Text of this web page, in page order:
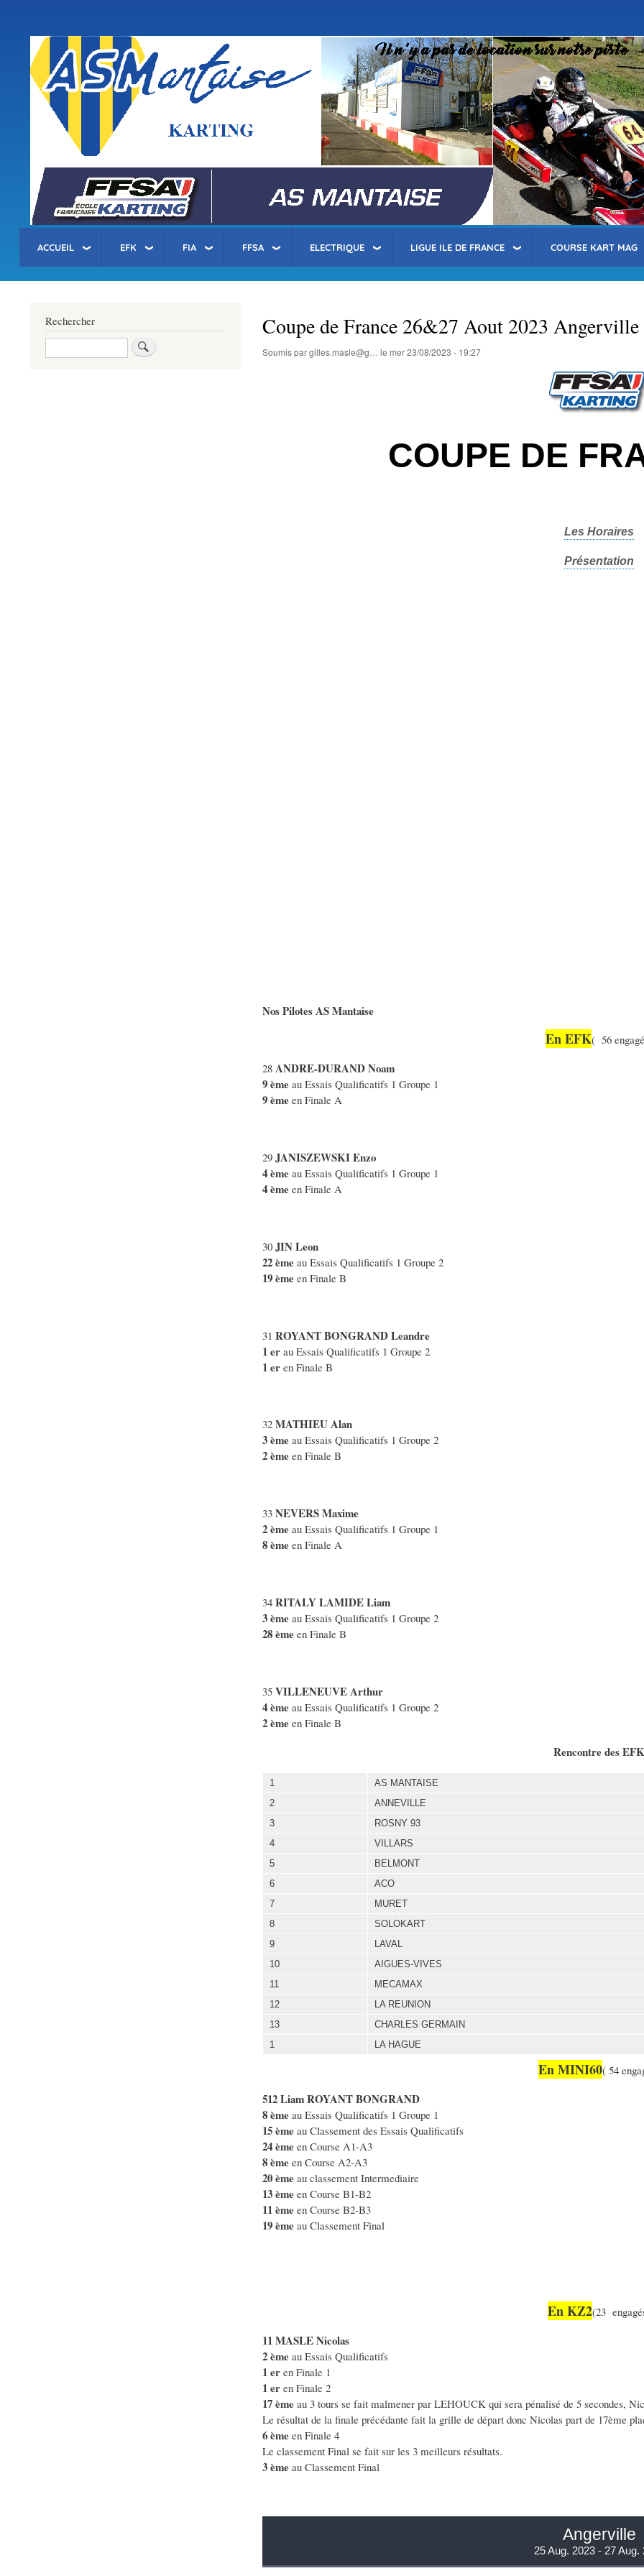
contenu
principal
compte
l'utilisateur
asm-karting.fr
ACCUEIL EFK FIA FFSA ELECTRIQUE LIGUE ILE DE FRANCE COURSE KART MAG
Coupe de France 26&27 Aout 2023 Angerville
Soumis pargilles.masle@g… le mer 23/08/2023 - 19:27
COUPE DE
Les Horaires
Présentation
Nos Pilotes AS Mantaise
En EFK( 56
28 ANDRE-DURAND Noam
9 èmeau Essais Qualificatifs 1 Groupe 1
9 èmeen Finale A
29 JANISZEWSKI Enzo
4 èmeau Essais Qualificatifs 1 Groupe 1
4 èmeen Finale A
30 JIN Leon
22 èmeau Essais Qualificatifs 1 Groupe 2
19 èmeen Finale B
31 ROYANT BONGRAND Leandre
1 erau Essais Qualificatifs 1 Groupe 2
1 eren Finale B
32 MATHIEU Alan
3 èmeau Essais Qualificatifs 1 Groupe 2
2 èmeen Finale B
33 NEVERS Maxime
2 èmeau Essais Qualificatifs 1 Groupe 1
8 èmeen Finale A
34 RITALY LAMIDE Liam
3 èmeau Essais Qualificatifs 1 Groupe 2
28 èmeen Finale B
35 VILLENEUVE Arthur
4 èmeau Essais Qualificatifs 1 Groupe 2
2 èmeen Finale B
Rencontre des EFK
1
AS MANTAISE
2
ANNEVILLE
3
ROSNY 93
4
VILLARS
5
BELMONT
6
ACO
7
MURET
8
SOLOKART
9
LAVAL
10
AIGUES-VIVES
11
MECAMAX
12
LA REUNION
13
CHARLES GERMAIN
1
LA HAGUE
En MINI60( 54
512 Liam ROYANT BONGRAND
8 èmeau Essais Qualificatifs 1 Groupe 1
15 èmeau Classement des Essais Qualificatifs
24 èmeen Course A1-A3
8 èmeen Course A2-A3
20 èmeau classement Intermediaire
13 èmeen Course B1-B2
11 èmeen Course B2-B3
19 èmeau Classement Final
En KZ2(23
11 MASLE Nicolas
2 èmeau Essais Qualificatifs
1 eren Finale 1
1 eren Finale 2
17 èmeau 3 tours se fait malmener par LEHOUCK qui sera pénalisé de 5 secondes,
Le résultat de la finale précédante fait la grille de départ donc Nicolas part de 17ème
6 èmeen Finale 4
Le classement Final se fait sur les 3 meilleurs résultats.
3 èmeau Classement Final
Rechercher
Rechercher